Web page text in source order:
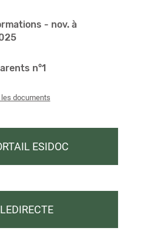
- nov. à
n°1
les documents
ESIDOC